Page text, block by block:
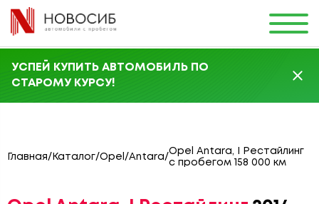
УСПЕЙ КУПИТЬ АВТОМОБИЛЬ ПО
СТАРОМУ КУРСУ!
Главная/ Каталог/Opel /Antara/
Opel Antara, I Рестайлинг
с пробегом 158 000 км